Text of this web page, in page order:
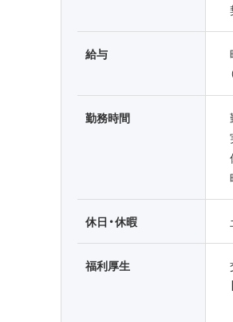
給与
勤務時間
休日・休暇
福利厚生